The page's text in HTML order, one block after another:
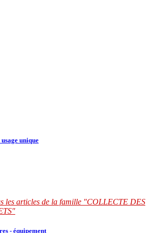
unique
les articles de la famille "COLLECTE DES
- équipement